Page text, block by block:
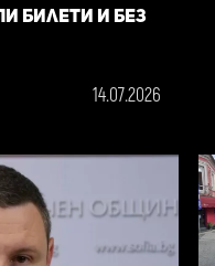
билети и без
14.07.2026